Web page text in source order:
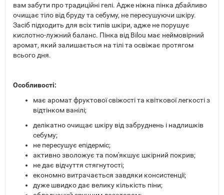
вам забути про традиційні гелі. Адже ніжна пінка дбайливо
очищає тіло від бруду та себуму, не пересушуючи шкіру.
Засіб підходить для всіх типів шкіри, адже не порушує
кислотно-лужний баланс. Пінка від Bilou має неймовірний
аромат, який залишається на тілі та освіжає протягом
всього дня.
Особливості:
має аромат фруктової свіжості та квіткової легкості з
відтінком ванілі;
делікатно очищає шкіру від забруднень і надлишків
себуму;
не пересушує епідерміс;
активно зволожує та пом'якшує шкірний покрив;
не дає відчуття стягнутості;
економно витрачається завдяки консистенції;
дуже швидко дає велику кількість піни;